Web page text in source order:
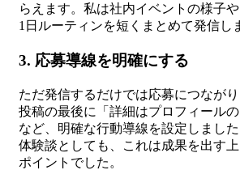
らえます。私は社内イベントの様子
1日ルーティンを短くまとめて発信し
3. 応募導線を明確にする
ただ発信するだけでは応募につながり
投稿の最後に「詳細はプロフィールの
など、明確な行動導線を設定しまし
体験談としても、これは成果を出す
ポイントでした。